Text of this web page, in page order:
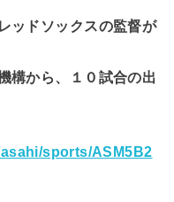
ッドソックスの監督が
構から、１０試合の出
sports/ASM5B2